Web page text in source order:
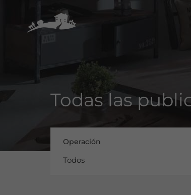
Todas las
Operación
Todos